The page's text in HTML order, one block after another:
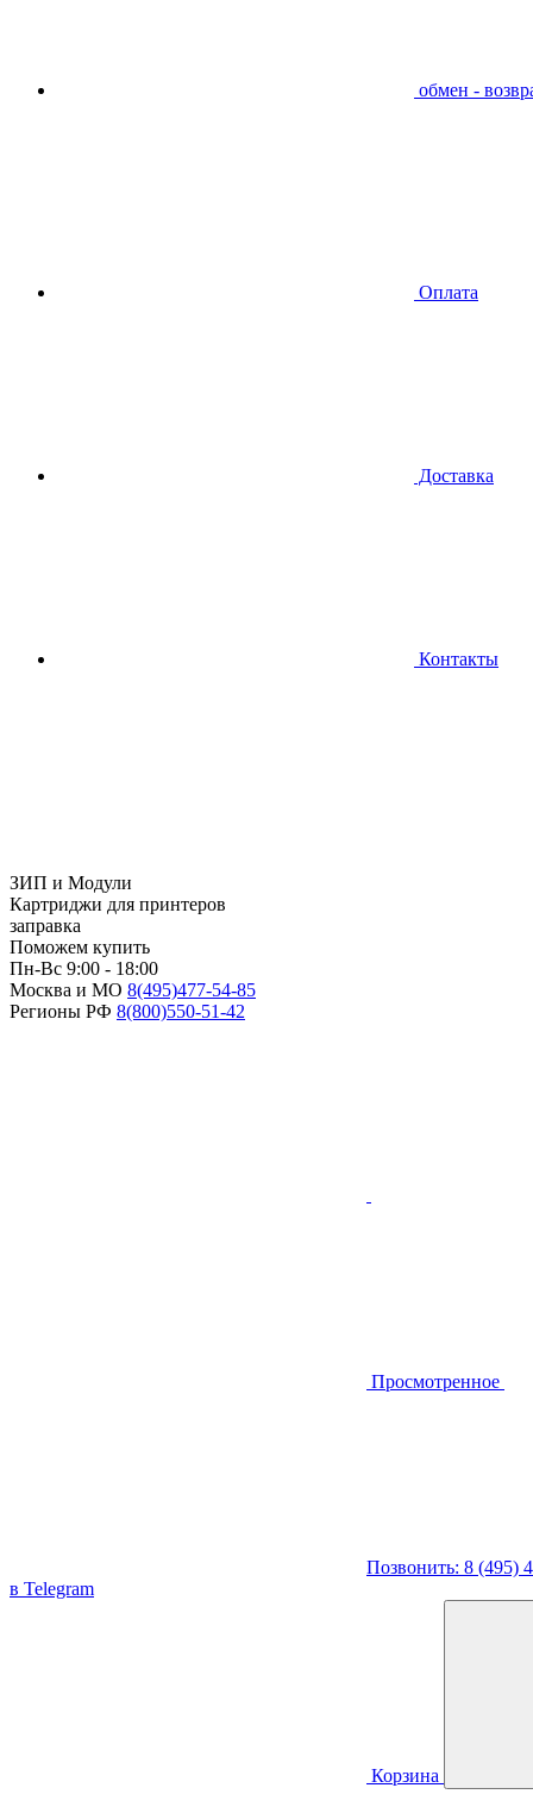
обмен -
Оплата
Доставка
Контакты
ЗИП и Модули
Картриджи для принтеров
заправка
Поможем купить
Пн-Вс 9:00 - 18:00
Москва и МО 8(495)477-54-85
Регионы РФ 8(800)550-51-42
Просмотренное
Позвонить: 8 (495)
в Telegram
Корзина